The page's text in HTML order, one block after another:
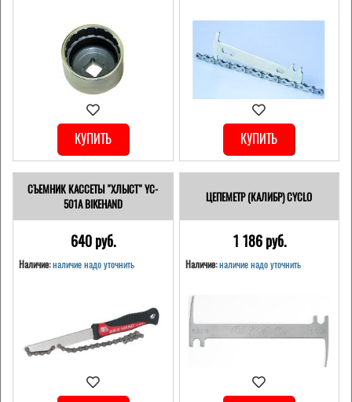
КУПИТЬ КУПИТЬ
СЪЕМНИК КАССЕТЫ "ХЛЫСТ" YC-
501A BIKEHAND
640 pуб.
Наличие:наличие надо уточнить
ЦЕПЕМЕТР (КАЛИБР) CYCLO
1 186 pуб.
Наличие: наличие надо уточнить